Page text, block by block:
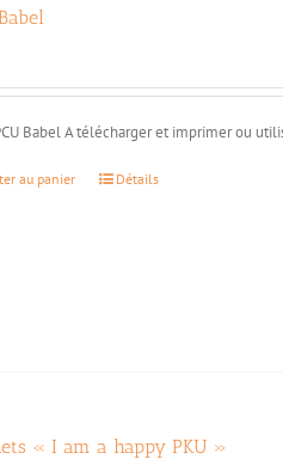
Babel A télécharger et imprimer ou
au panier Détails
« I am a happy PKU »